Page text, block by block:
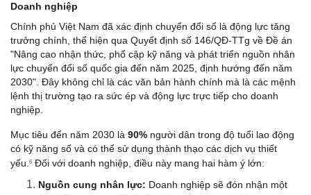
Doanh nghiệp
Chính phủ Việt Nam đã xác định chuyển đổi số là động lực tăng
trưởng chính, thể hiện qua Quyết định số 146/QĐ-TTg về Đề án
"Nâng cao nhận thức, phổ cập kỹ năng và phát triển nguồn nhân
lực chuyển đổi số quốc gia đến năm 2025, định hướng đến năm
2030". Đây không chỉ là các văn bản hành chính mà là các mệnh
lệnh thị trường tạo ra sức ép và động lực trực tiếp cho doanh
nghiệp.
Mục tiêu đến năm 2030 là 90% người dân trong độ tuổi lao động
có kỹ năng số và có thể sử dụng thành thạo các dịch vụ thiết
yếu. 6 Đối với doanh nghiệp, điều này mang hai hàm ý lớn:
Nguồn cung nhân lực: Doanh nghiệp sẽ đón nhận một